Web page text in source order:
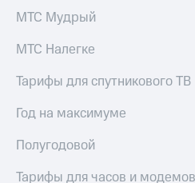
облигаций
Реквизиты
Контакты
развитие
На главную
МТС Мудрый
МТС Налегке
Тарифы для спутникового ТВ
Год на максимуме
Полугодовой
Тарифы для часов и модемов